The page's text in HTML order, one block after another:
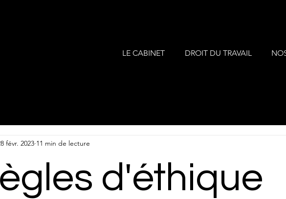
LE CABINET DROIT DU TRAVAIL
d'éthique
févr. 2023 11 min de lecture